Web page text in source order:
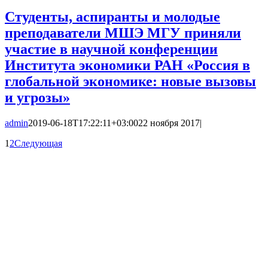
Студенты, аспиранты и молодые
преподаватели МШЭ МГУ приняли
участие в научной конференции
Института экономики РАН «Россия в
глобальной экономике: новые вызовы
и угрозы»
admin2019-06-18T17:22:11+03:0022 ноября 2017|
1 2Следующая